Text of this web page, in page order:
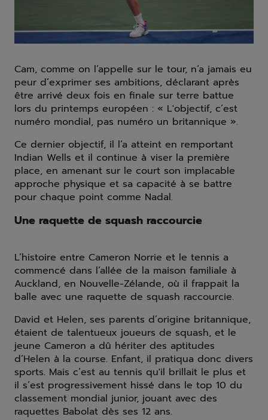
Cam, comme on l’appelle sur le tour, n’a jamais eu
peur d’exprimer ses ambitions, déclarant après
être arrivé deux fois en finale sur terre battue
lors du printemps européen : « L'objectif, c’est
numéro mondial, pas numéro un britannique ».
Ce dernier objectif, il l’a atteint en remportant
Indian Wells et il continue à viser la première
place, en amenant sur le court son implacable
approche physique et sa capacité à se battre
pour chaque point comme Nadal.
Une raquette de squash raccourcie
L’histoire entre Cameron Norrie et le tennis a
commencé dans l’allée de la maison familiale à
Auckland, en Nouvelle-Zélande, où il frappait la
balle avec une raquette de squash raccourcie.
David et Helen, ses parents d’origine britannique,
étaient de talentueux joueurs de squash, et le
jeune Cameron a dû hériter des aptitudes
d’Helen à la course. Enfant, il pratiqua donc divers
sports. Mais c’est au tennis qu'il brillait le plus et
il s’est progressivement hissé dans le top 10 du
classement mondial junior, jouant avec des
raquettes Babolat dès ses 12 ans.